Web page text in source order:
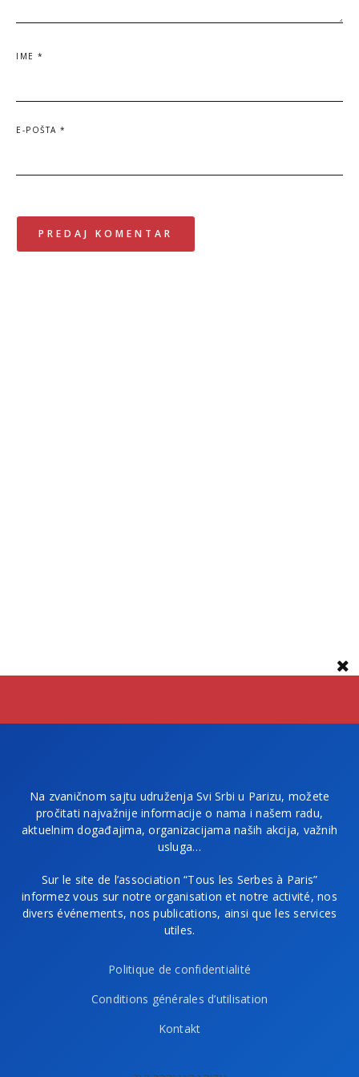
IME *
E-POŠTA *
Na zvaničnom sajtu udruženja Svi Srbi u Parizu, možete
pročitati najvažnije informacije o nama i našem radu,
aktuelnim događajima, organizacijama naših akcija, važnih
usluga…
Sur le site de l’association “Tous les Serbes à Paris”
informez vous sur notre organisation et notre activité, nos
divers événements, nos publications, ainsi que les services
utiles.
Politique de confidentialité
Conditions générales d’utilisation
Kontakt